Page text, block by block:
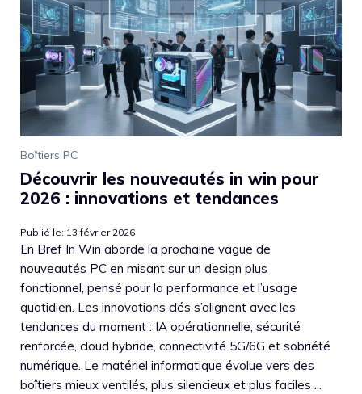
Boîtiers PC
Découvrir les nouveautés in win pour
2026 : innovations et tendances
Publié le: 13 février 2026
En Bref In Win aborde la prochaine vague de
nouveautés PC en misant sur un design plus
fonctionnel, pensé pour la performance et l’usage
quotidien. Les innovations clés s’alignent avec les
tendances du moment : IA opérationnelle, sécurité
renforcée, cloud hybride, connectivité 5G/6G et sobriété
numérique. Le matériel informatique évolue vers des
boîtiers mieux ventilés, plus silencieux et plus faciles ...